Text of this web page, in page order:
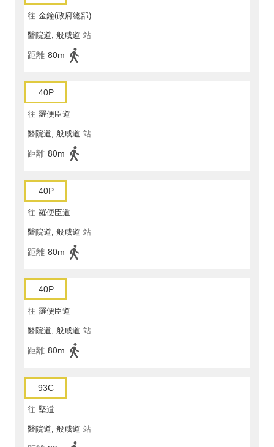
往 金鐘(政府總部)
醫院道, 般咸道 站
距離 80m
40P
往 羅便臣道
醫院道, 般咸道 站
距離 80m
40P
往 羅便臣道
醫院道, 般咸道 站
距離 80m
40P
往 羅便臣道
醫院道, 般咸道 站
距離 80m
93C
往 堅道
醫院道, 般咸道 站